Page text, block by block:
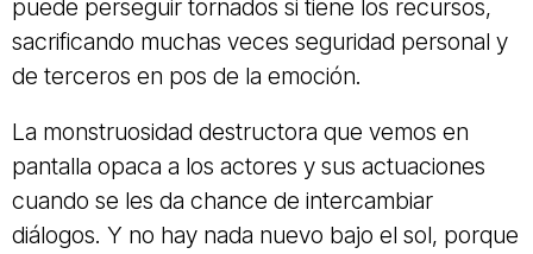
puede perseguir tornados si tiene los recursos,
sacrificando muchas veces seguridad personal y
de terceros en pos de la emoción.
La monstruosidad destructora que vemos en
pantalla opaca a los actores y sus actuaciones
cuando se les da chance de intercambiar
diálogos. Y no hay nada nuevo bajo el sol, porque